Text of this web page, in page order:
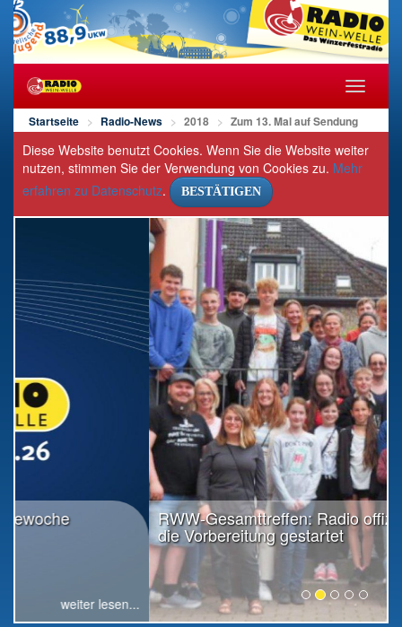
öffnen/
Startseite Radio-News 2018 Zum 13. Mal auf Sendung
Diese Website benutzt Cookies. Wenn Sie die Website weiter
nutzen, stimmen Sie der Verwendung von Cookies zu. Mehr
erfahren zu Datenschutz. BESTÄTIGEN
RWW-Gesamttreffen: Radio offiziell in
die Vorbereitung gestartet
weiter lesen...